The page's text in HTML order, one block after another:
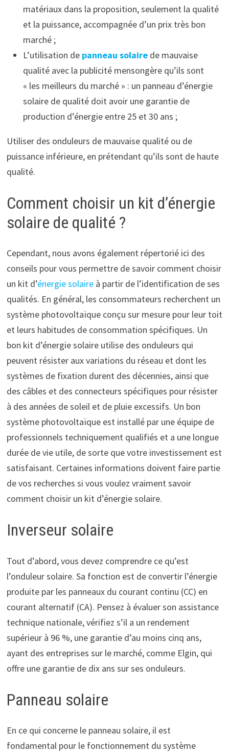
matériaux dans la proposition, seulement la qualité
et la puissance, accompagnée d’un prix très bon
marché ;
L’utilisation de panneau solaire de mauvaise
qualité avec la publicité mensongère qu’ils sont
« les meilleurs du marché » : un panneau d’énergie
solaire de qualité doit avoir une garantie de
production d’énergie entre 25 et 30 ans ;
Utiliser des onduleurs de mauvaise qualité ou de
puissance inférieure, en prétendant qu’ils sont de haute
qualité.
Comment choisir un kit d’énergie
solaire de qualité ?
Cependant, nous avons également répertorié ici des
conseils pour vous permettre de savoir comment choisir
un kit d’énergie solaireà partir de l’identification de ses
qualités. En général, les consommateurs recherchent un
système photovoltaïque conçu sur mesure pour leur toit
et leurs habitudes de consommation spécifiques. Un
bon kit d’énergie solaire utilise des onduleurs qui
peuvent résister aux variations du réseau et dont les
systèmes de fixation durent des décennies, ainsi que
des câbles et des connecteurs spécifiques pour résister
à des années de soleil et de pluie excessifs. Un bon
système photovoltaïque est installé par une équipe de
professionnels techniquement qualifiés et a une longue
durée de vie utile, de sorte que votre investissement est
satisfaisant. Certaines informations doivent faire partie
de vos recherches si vous voulez vraiment savoir
comment choisir un kit d’énergie solaire.
Inverseur solaire
Tout d’abord, vous devez comprendre ce qu’est
l’onduleur solaire. Sa fonction est de convertir l’énergie
produite par les panneaux du courant continu (CC) en
courant alternatif (CA). Pensez à évaluer son assistance
technique nationale, vérifiez s’il a un rendement
supérieur à 96 %, une garantie d’au moins cinq ans,
ayant des entreprises sur le marché, comme Elgin, qui
offre une garantie de dix ans sur ses onduleurs.
Panneau solaire
En ce qui concerne le panneau solaire, il est
fondamental pour le fonctionnement du système